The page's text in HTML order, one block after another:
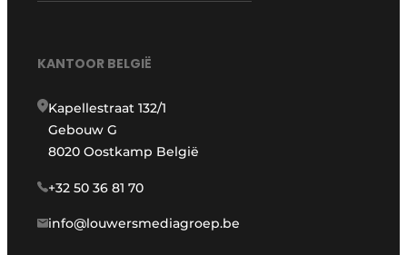
KANTOOR BELGIË
Kapellestraat 132/1
Gebouw G
8020 Oostkamp België
+32 50 36 81 70
info@louwersmediagroep.be